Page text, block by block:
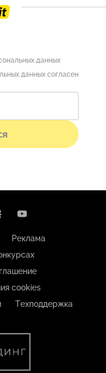
данных
данных согласен
Реклама
cookies
Техподдержка